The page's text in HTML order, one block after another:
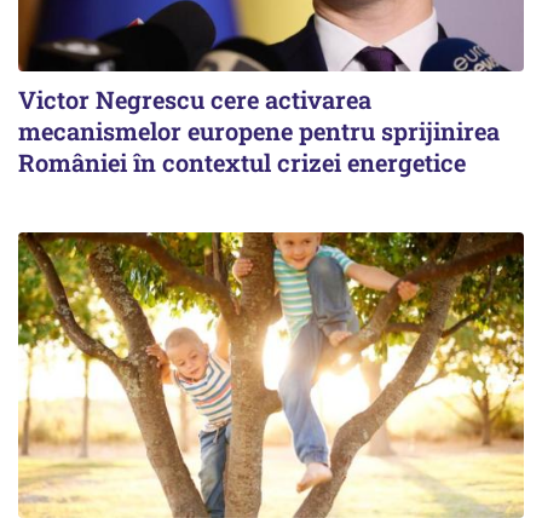
Victor Negrescu cere activarea
mecanismelor europene pentru sprijinirea
României în contextul crizei energetice